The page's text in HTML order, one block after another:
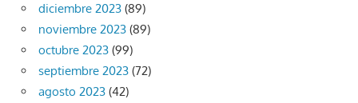
diciembre 2023 (89)
noviembre 2023 (89)
octubre 2023 (99)
septiembre 2023 (72)
agosto 2023 (42)